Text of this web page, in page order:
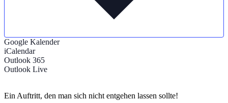
Google Kalender
iCalendar
Outlook 365
Outlook Live
Ein Auftritt, den man sich nicht entgehen lassen sollte!